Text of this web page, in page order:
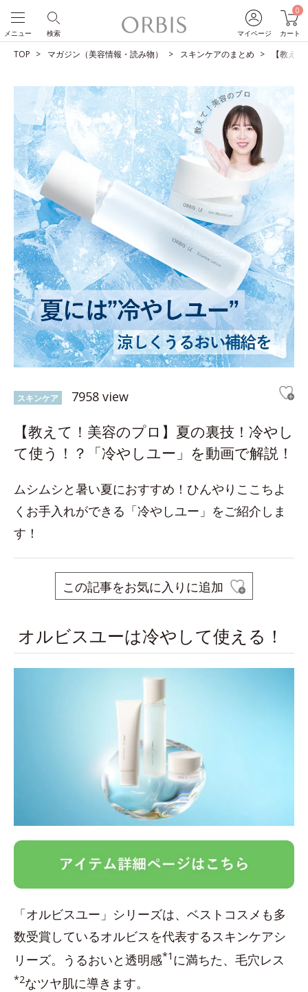
マイページ
0
カート
検索
メニュー
TOP マガジン（美容情報・読み物） スキンケアのまとめ 【教え
スキンケア 7958 view
【教えて！美容のプロ】夏の裏技！冷やし
て使う！？「冷やしユー」を動画で解説！
ムシムシと暑い夏におすすめ！ひんやりここちよ
くお手入れができる「冷やしユー」をご紹介しま
す！
この記事をお気に入りに追加
オルビスユーは冷やして使える！
「オルビスユー」シリーズは、ベストコスメも多
数受賞しているオルビスを代表するスキンケアシ
リーズ。うるおいと透明感*1 に満ちた、毛穴レス
*2なツヤ肌に導きます。